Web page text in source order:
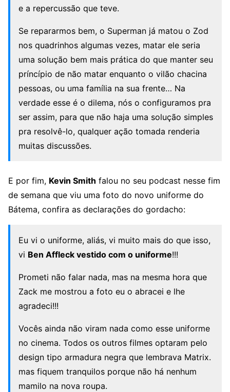
e a repercussão que teve.
Se repararmos bem, o Superman já matou o Zod
nos quadrinhos algumas vezes, matar ele seria
uma solução bem mais prática do que manter seu
príncípio de não matar enquanto o vilão chacina
pessoas, ou uma família na sua frente… Na
verdade esse é o dilema, nós o configuramos pra
ser assim, para que não haja uma solução simples
pra resolvê-lo, qualquer ação tomada renderia
muitas discussões.
E por fim, Kevin Smith falou no seu podcast nesse fim
de semana que viu uma foto do novo uniforme do
Bátema, confira as declarações do gordacho:
Eu vi o uniforme, aliás, vi muito mais do que isso,
vi Ben Affleck vestido com o uniforme!!!
Prometi não falar nada, mas na mesma hora que
Zack me mostrou a foto eu o abracei e lhe
agradeci!!!
Vocês ainda não viram nada como esse uniforme
no cinema. Todos os outros filmes optaram pelo
design tipo armadura negra que lembrava Matrix.
mas fiquem tranquilos porque não há nenhum
mamilo na nova roupa.